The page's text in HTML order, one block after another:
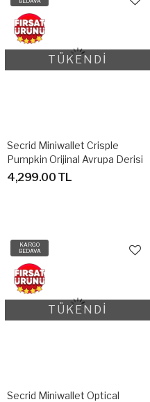
TÜKENDİ
Secrid Miniwallet Crisple
Pumpkin Orijinal Avrupa Derisi
Cüzdan
4,299.00 TL
KARGO
BEDAVA
TÜKENDİ
Secrid Miniwallet Optical